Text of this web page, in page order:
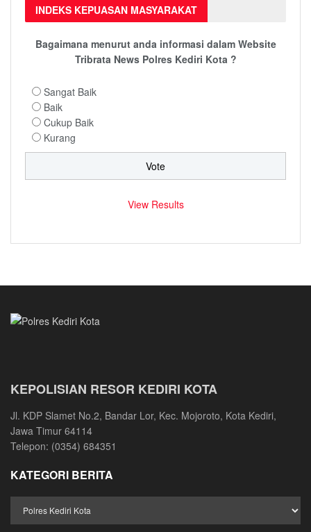
INDEKS KEPUASAN MASYARAKAT
Bagaimana menurut anda informasi dalam Website
Tribrata News Polres Kediri Kota ?
Sangat Baik
Baik
Cukup Baik
Kurang
View Results
KEPOLISIAN RESOR KEDIRI KOTA
Jl. KDP Slamet No.2, Bandar Lor, Kec. Mojoroto, Kota Kediri,
Jawa Timur 64114
Telepon: (0354) 684351
KATEGORI BERITA